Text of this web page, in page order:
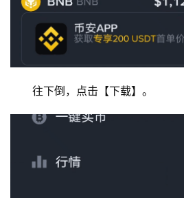
往下倒，点击【下载】。